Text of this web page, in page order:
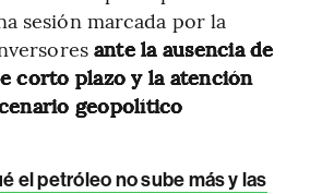
sesión marcada por la
ante la ausencia de
corto plazo y la atención
geopolítico
el petróleo no sube más y las